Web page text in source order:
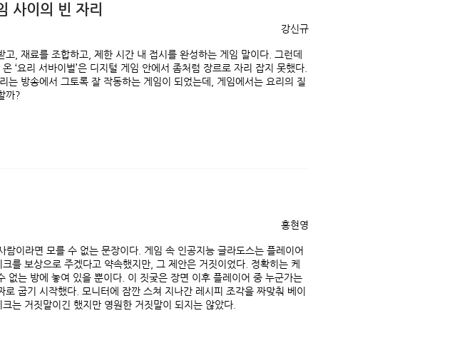
사이의 빈 자리
강신규
고, 재료를 조합하고, 제한 시간 내 접시를 완성하는 게임 말이다. 그런데
‘요리 서바이벌’은 디지털 게임 안에서 좀처럼 장르로 자리 잡지 못했다.
는 방송에서 그토록 잘 작동하는 게임이 되었는데, 게임에서는 요리의 질
까?
홍현영
람이라면 모를 수 없는 문장이다. 게임 속 인공지능 글라도스는 플레이어
를 보상으로 주겠다고 약속했지만, 그 제안은 거짓이었다. 정확히는 케
없는 방에 놓여 있을 뿐이다. 이 짓궂은 장면 이후 플레이어 중 누군가는
굽기 시작했다. 모니터에 잠깐 스쳐 지나간 레시피 조각을 짜맞춰 베이
는 거짓말이긴 했지만 영원한 거짓말이 되지는 않았다.